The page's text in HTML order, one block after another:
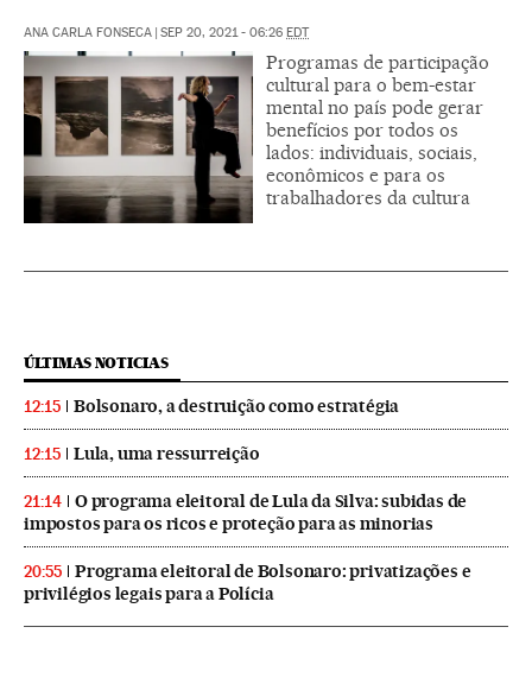
ANA CARLA FONSECA | SEP 20, 2021 - 06:26 EDT
Programas de participação
cultural para o bem-estar
mental no país pode gerar
benefícios por todos os
lados: individuais, sociais,
econômicos e para os
trabalhadores da cultura
ÚLTIMAS NOTICIAS
12:15 Bolsonaro, a destruição como estratégia
12:15 Lula, uma ressurreição
21:14
O programa eleitoral de Lula da Silva: subidas de
impostos para os ricos e proteção para as minorias
20:55
Programa eleitoral de Bolsonaro: privatizações e
privilégios legais para a Polícia